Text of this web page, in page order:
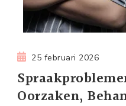
25 februari 2026
Oorzaken,